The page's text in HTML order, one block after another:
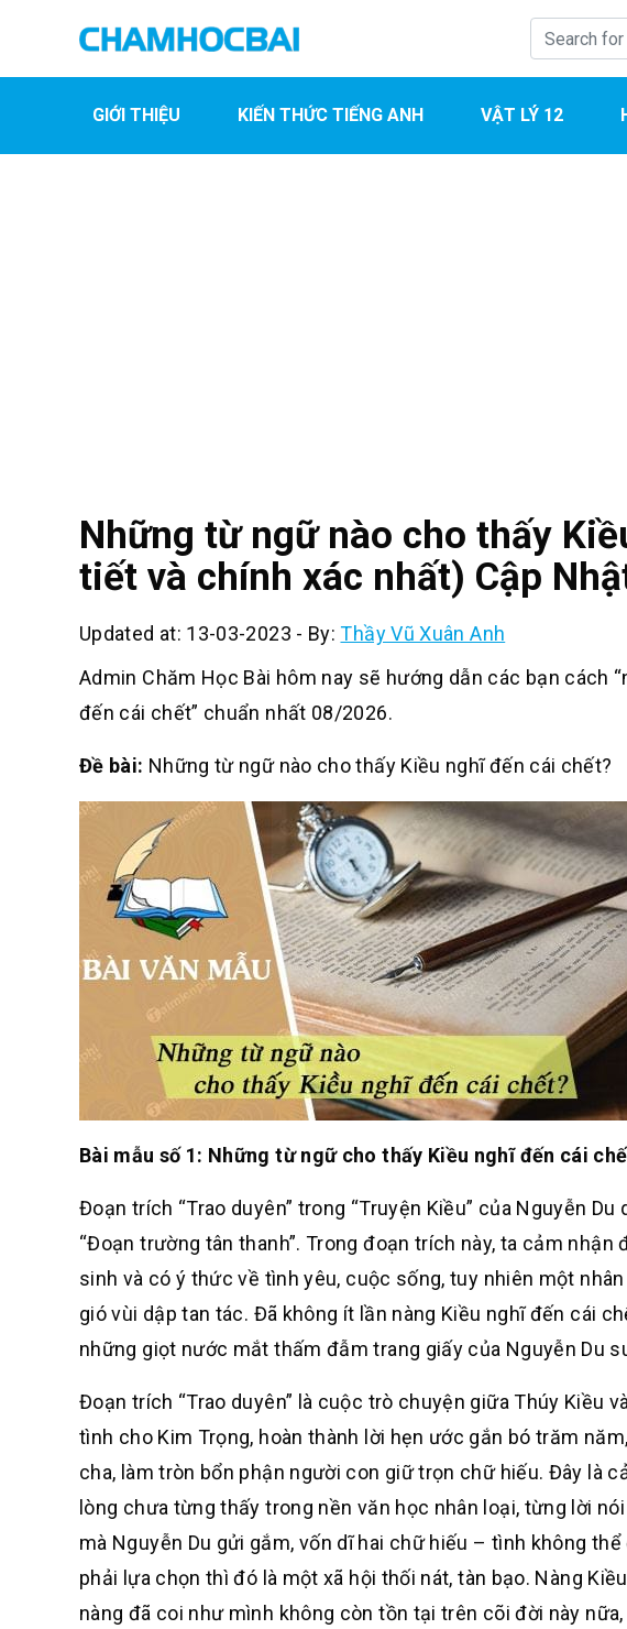
GIỚI THIỆU KIẾN THỨC TIẾNG ANH VẬT LÝ 12
Những từ ngữ nào cho thấy
tiết và chính xác nhất) Cập
Updated at: 13-03-2023 - By:Thầy Vũ Xuân Anh
Admin Chăm Học Bài hôm nay sẽ hướng dẫn các bạn cách
đến cái chết” chuẩn nhất 08/2026.
Đề bài: Những từ ngữ nào cho thấy Kiều nghĩ đến cái chết?
Bài mẫu số 1: Những từ ngữ cho thấy Kiều nghĩ đến cái
Đoạn trích “Trao duyên” trong “Truyện Kiều” của Nguyễn
“Đoạn trường tân thanh”. Trong đoạn trích này, ta cảm
sinh và có ý thức về tình yêu, cuộc sống, tuy nhiên một
gió vùi dập tan tác. Đã không ít lần nàng Kiều nghĩ đến cái
những giọt nước mắt thấm đẫm trang giấy của Nguyễn Du
Đoạn trích “Trao duyên” là cuộc trò chuyện giữa Thúy Kiều
tình cho Kim Trọng, hoàn thành lời hẹn ước gắn bó trăm
cha, làm tròn bổn phận người con giữ trọn chữ hiếu. Đây là
lòng chưa từng thấy trong nền văn học nhân loại, từng lời
mà Nguyễn Du gửi gắm, vốn dĩ hai chữ hiếu – tình không
phải lựa chọn thì đó là một xã hội thối nát, tàn bạo. Nàng
nàng đã coi như mình không còn tồn tại trên cõi đời này